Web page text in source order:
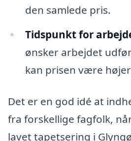
den samlede pris.
Tidspunkt for
ønsker arbejdet
kan prisen være
Det er en god idé at
fra forskellige fagfolk,
lavet tapetsering i